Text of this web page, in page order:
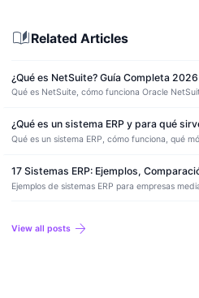
auto_storiesRelated Articles
¿Qué es NetSuite? Guía Completa 2026
Qué es NetSuite, cómo funciona Oracle
¿Qué es un sistema ERP y para qué
Qué es un sistema ERP, cómo funciona, qué
17 Sistemas ERP: Ejemplos,
Ejemplos de sistemas ERP para empresas
View all posts arrow_forward